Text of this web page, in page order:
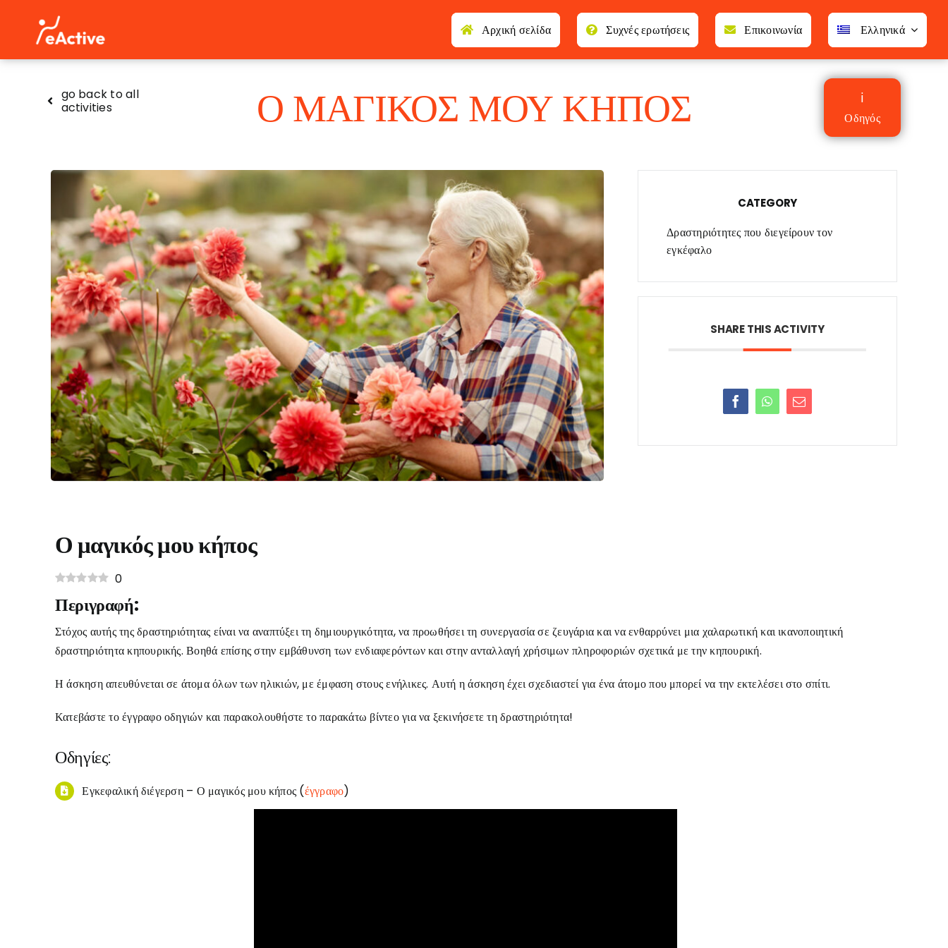
content
Αρχική σελίδα Συχνές ερωτήσεις Επικοινωνία Ελληνικά
go back to all
activities
Ο ΜΑΓΙΚΌΣ ΜΟΥ ΚΉΠΟΣ ℹ
Οδηγός
CATEGORY
Δραστηριότητες που διεγείρουν τον
εγκέφαλο
SHARE THIS ACTIVITY
Ο μαγικός μου κήπος
0
Περιγραφή:
Στόχος αυτής της δραστηριότητας είναι να αναπτύξει τη δημιουργικότητα, να προωθήσει τη συνεργασία σε ζευγάρια και να ενθαρρύνει μια χαλαρωτική και ικανοποιητική
δραστηριότητα κηπουρικής. Βοηθά επίσης στην εμβάθυνση των ενδιαφερόντων και στην ανταλλαγή χρήσιμων πληροφοριών σχετικά με την κηπουρική.
Η άσκηση απευθύνεται σε άτομα όλων των ηλικιών, με έμφαση στους ενήλικες. Αυτή η άσκηση έχει σχεδιαστεί για ένα άτομο που μπορεί να την εκτελέσει στο σπίτι.
Κατεβάστε το έγγραφο οδηγιών και παρακολουθήστε το παρακάτω βίντεο για να ξεκινήσετε τη δραστηριότητα!
Οδηγίες:
Εγκεφαλική διέγερση – Ο μαγικός μου κήπος (έγγραφο)